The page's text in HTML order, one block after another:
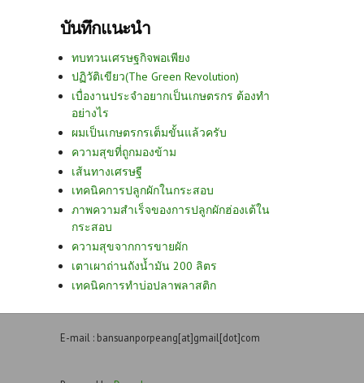
บันทึกแนะนำ
ทบทวนเศรษฐกิจพอเพียง
ปฏิวัติเขียว(The Green Revolution)
เบื่องานประจำอยากเป็นเกษตรกร ต้องทำ
อย่างไร
ผมเป็นเกษตรกรเต็มขั้นแล้วครับ
ความสุขที่ถูกมองข้าม
เส้นทางเศรษฐี
เทคนิคการปลูกผักในกระสอบ
ภาพความสำเร็จของการปลูกผักฮ่องเต้ใน
กระสอบ
ความสุขจากการขายผัก
เตาเผาถ่านถังน้ำมัน 200 ลิตร
เทคนิคการทำบ่อปลาพลาสติก
E-mail : bansuanporpeang[at]gmail[dot]com